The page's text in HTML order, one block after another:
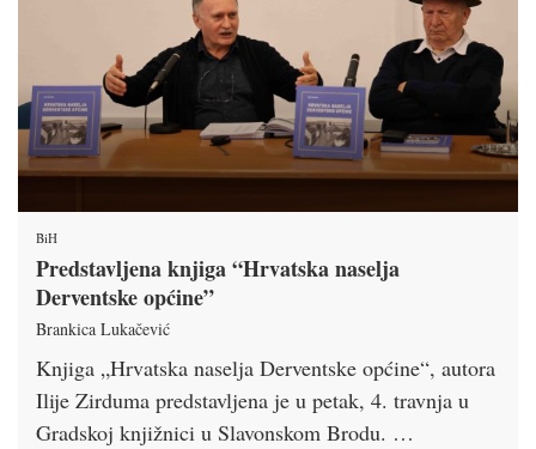
BiH
Predstavljena knjiga “Hrvatska naselja
Derventske općine”
Brankica Lukačević
Knjiga „Hrvatska naselja Derventske općine“, autora
Ilije Zirduma predstavljena je u petak, 4. travnja u
Gradskoj knjižnici u Slavonskom Brodu. …